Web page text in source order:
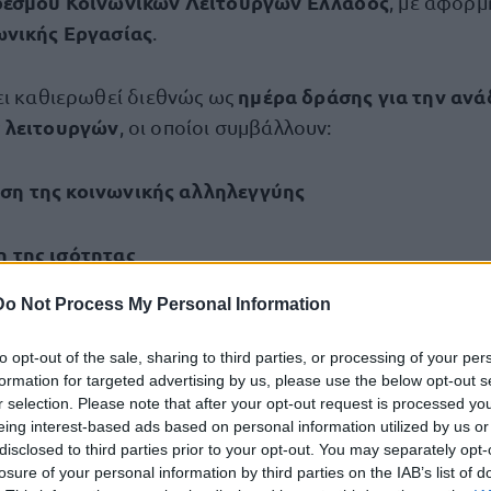
Not Process My Personal Information
opt-out of the sale, sharing to third parties, or processing of your
for targeted advertising by us, please use the below opt-out
selection. Please note that after your opt-out request is processed
interest-based ads based on personal information utilized by us
to third parties prior to your opt-out. You may separately
of your personal information by third parties on the IAB’s list of
Εργασίας
καθιερωθεί διεθνώς ως ημέρα δράσης για την
, οι οποίοι συμβάλλουν:
της κοινωνικής αλληλεγγύης
της ισότητας
της κοινωνικής δικαιοσύνης
και διαμαρτυρία στο Μέγαρο Μαξίμου
οι κοινωνικοί λειτουργοί καλούνται να